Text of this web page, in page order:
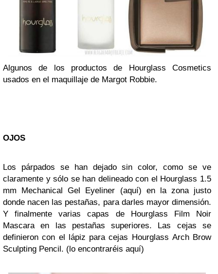
Algunos de los productos de Hourglass Cosmetics
usados en el maquillaje de Margot Robbie.
OJOS
Los párpados se han dejado sin color, como se ve
claramente y sólo se han delineado con el Hourglass 1.5
mm Mechanical Gel Eyeliner (aquí) en la zona justo
donde nacen las pestañas, para darles mayor dimensión.
Y finalmente varias capas de Hourglass Film Noir
Mascara en las pestañas superiores. Las cejas se
definieron con el lápiz para cejas Hourglass Arch Brow
Sculpting Pencil. (lo encontraréis aquí)